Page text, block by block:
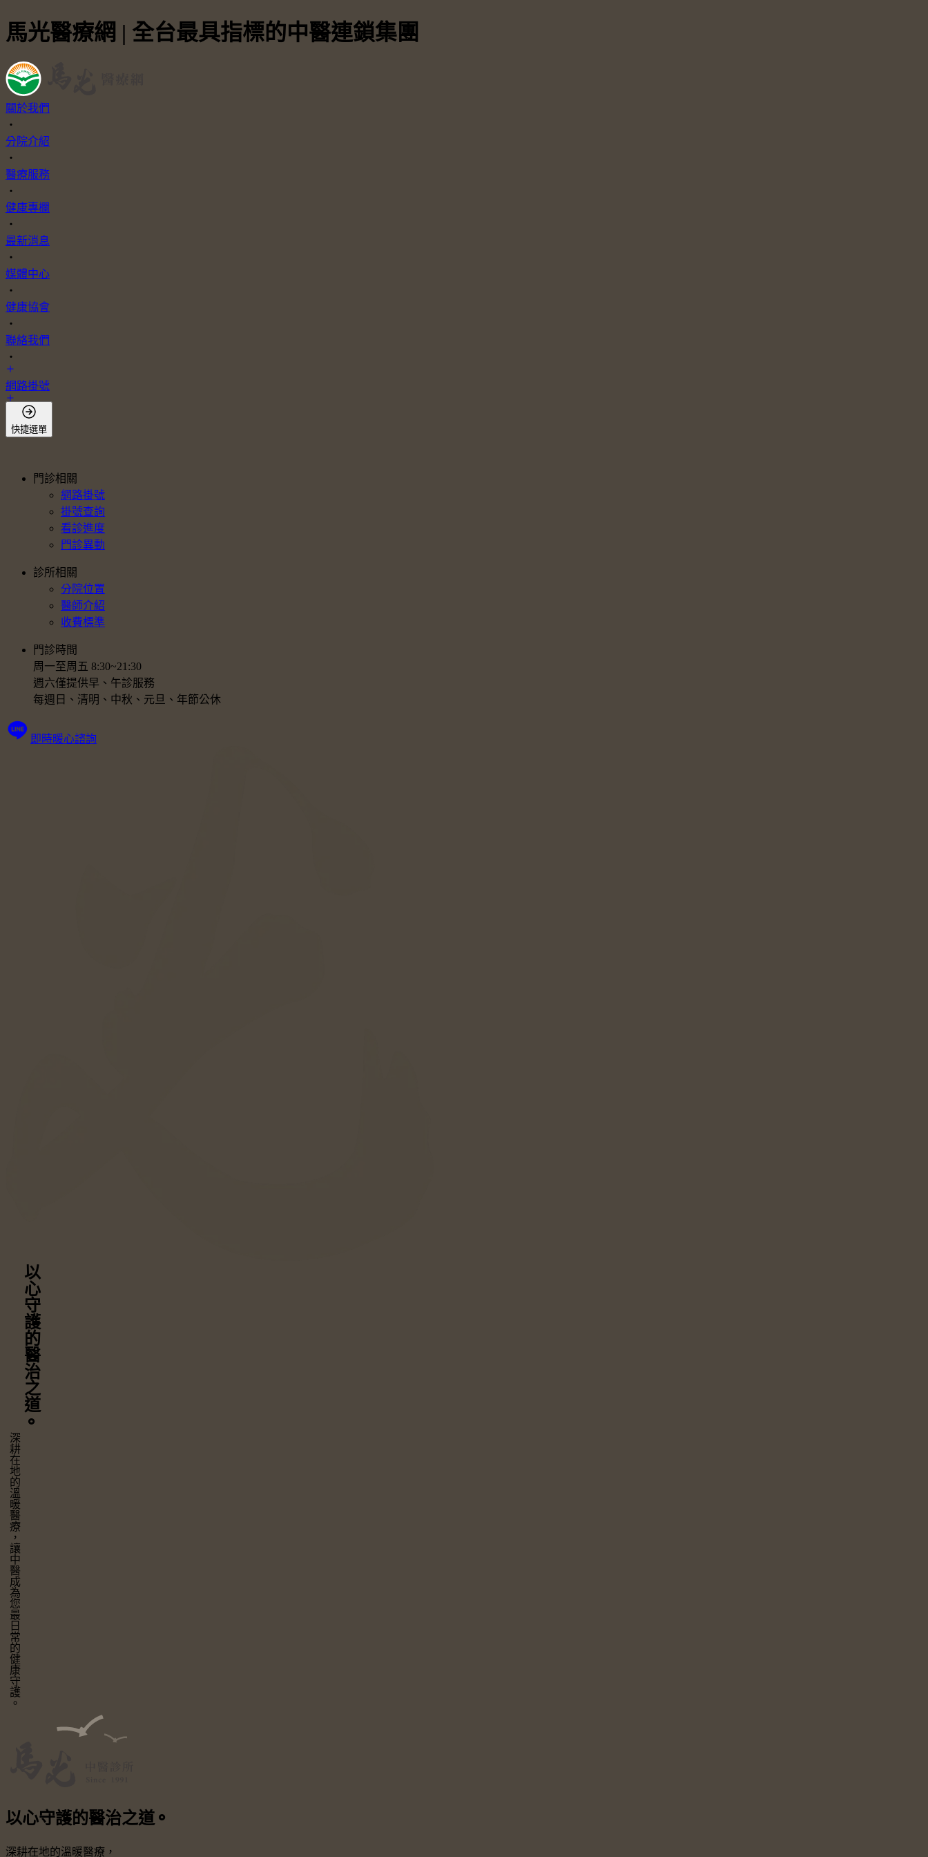
馬光醫療網 | 全台最具指標的中醫連鎖集團
關於我們
・
分院介紹
・
醫療服務
・
健康專欄
・
最新消息
・
媒體中心
・
健康協會
・
聯絡我們
・
網路掛號
會員登入
快捷選單
門診相關
網路掛號
掛號查詢
看診進度
門診異動
診所相關
分院位置
醫師介紹
收費標準
門診時間
周一至周五 8:30~21:30
週六僅提供早、午診服務
每週日、清明、中秋、元旦、年節公休
即時暖心諮詢
以心守護
的醫治之道
⚬
深耕在地的溫暖醫療，
讓中醫成為您最日常的健康守護。
以心守護的醫治之道 ⚬
深耕在地的溫暖醫療，